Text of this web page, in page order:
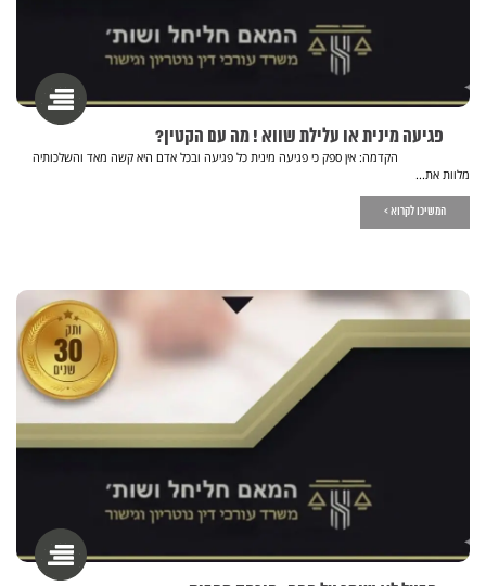
פגיעה מינית או עלילת שווא ! מה עם הקטין?
הקדמה: אין ספק כי פגיעה מינית כל פגיעה ובכל אדם היא קשה מאד והשלכותיה
מלוות את...
המשיכו לקרוא >